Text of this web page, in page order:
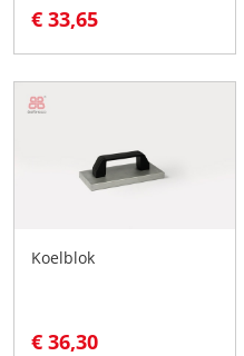
€ 33,65
Koelblok
€ 36,30